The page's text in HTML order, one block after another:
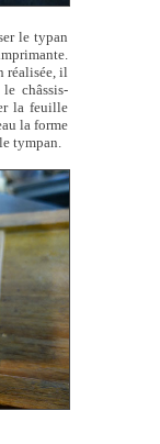
le typan
réalisée, il
châssis-
la feuille
la forme
tympan.